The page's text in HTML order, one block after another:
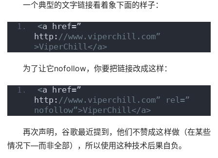
一个典型的文字链接看着象下面的样子：
<a href=”
http: //www.viperchill.com”
>ViperChill</a>
为了让它nofollow，你要把链接改成这样：
<a href=”
http: //www.viperchill.com” rel=”
nofollow”>ViperChill</a>
再次声明，谷歌最近提到，他们不赞成这样做（在某些
情况下—而非全部），所以使用这种技术后果自负。